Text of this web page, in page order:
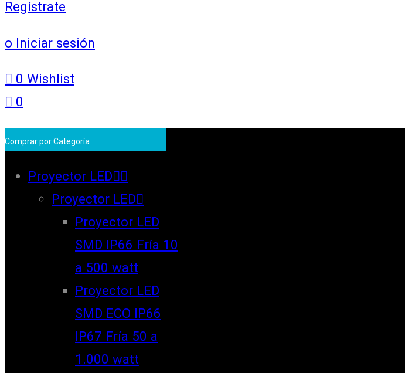
Regístrate
o Iniciar sesión
0 Wishlist
0
Comprar por Categoría
Proyector LED
Proyector LED
Proyector LED
SMD IP66 Fría 10
a 500 watt
Proyector LED
SMD ECO IP66
IP67 Fría 50 a
1.000 watt